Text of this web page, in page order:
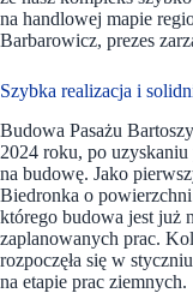
na handlowej mapie
Barbarowicz, prezes
Szybka realizacja i
Budowa Pasażu
2024 roku, po
na budowę. Jako
Biedronka o
którego budowa jest już
zaplanowanych prac.
rozpoczęła się w
na etapie prac ziemnych.